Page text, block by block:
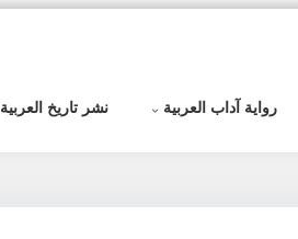
رواية آداب العربية نشر تاريخ العربية